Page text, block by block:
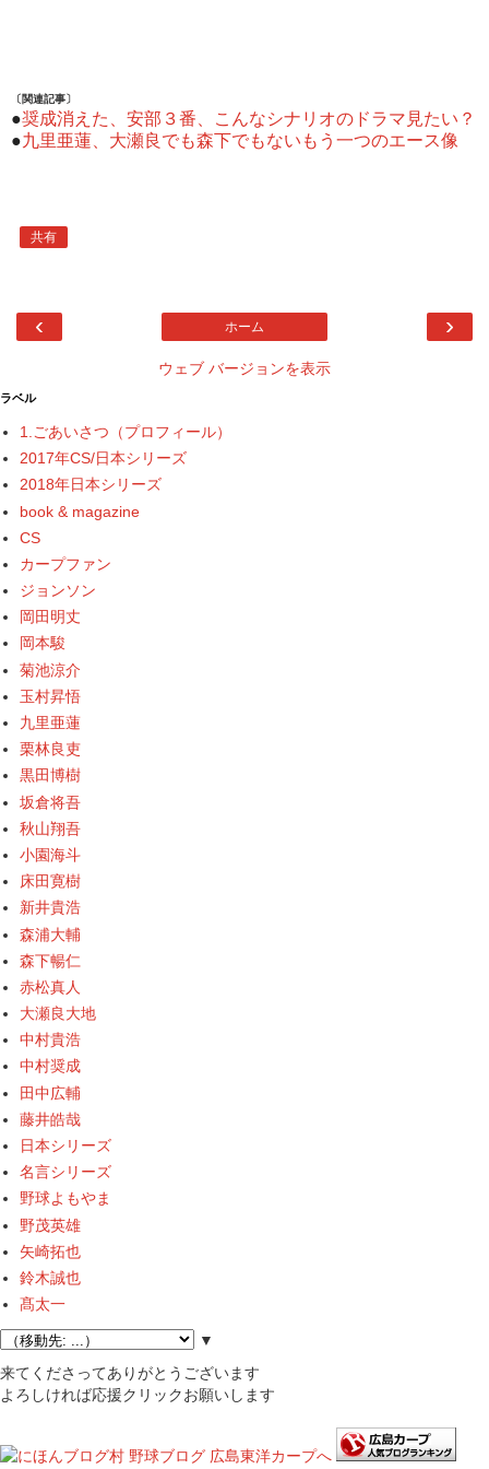
〔関連記事〕
●奨成消えた、安部３番、こんなシナリオのドラマ見たい？
●九里亜蓮、大瀬良でも森下でもないもう一つのエース像
共有
‹ ›
ホーム
ウェブ バージョンを表示
ラベル
1.ごあいさつ（プロフィール）
2017年CS/日本シリーズ
2018年日本シリーズ
book & magazine
CS
カープファン
ジョンソン
岡田明丈
岡本駿
菊池涼介
玉村昇悟
九里亜蓮
栗林良吏
黒田博樹
坂倉将吾
秋山翔吾
小園海斗
床田寛樹
新井貴浩
森浦大輔
森下暢仁
赤松真人
大瀬良大地
中村貴浩
中村奨成
田中広輔
藤井皓哉
日本シリーズ
名言シリーズ
野球よもやま
野茂英雄
矢崎拓也
鈴木誠也
髙太一
▼
来てくださってありがとうございます
よろしければ応援クリックお願いします